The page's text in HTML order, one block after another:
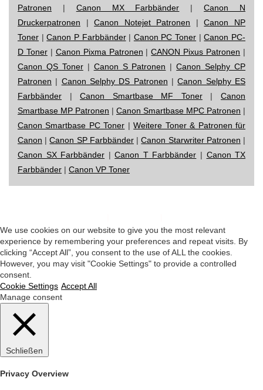
Patronen | Canon MX Farbbänder |Canon N
Druckerpatronen |Canon Notejet Patronen |Canon NP
Toner |Canon P Farbbänder| Canon PC Toner |Canon PC-
D Toner| Canon Pixma Patronen |CANON Pixus Patronen |
Canon QS Toner| Canon S Patronen |Canon Selphy CP
Patronen | Canon Selphy DS Patronen |Canon Selphy ES
Farbbänder |Canon Smartbase MF Toner|Canon
Smartbase MP Patronen | Canon Smartbase MPC Patronen |
Canon Smartbase PC Toner |Weitere Toner & Patronen für
Canon |Canon SP Farbbänder|Canon Starwriter Patronen |
Canon SX Farbbänder |Canon T Farbbänder | Canon TX
Farbbänder | Canon VP Toner
We use cookies on our website to give you the most relevant
experience by remembering your preferences and repeat visits. By
clicking “Accept All”, you consent to the use of ALL the cookies.
However, you may visit "Cookie Settings" to provide a controlled
consent.
Cookie Settings Accept All
Manage consent
Schließen
Privacy Overview